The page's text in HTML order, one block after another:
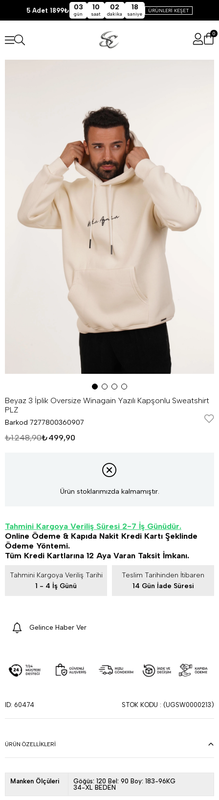
5 Adet 1899₺ 03
gün
10
saat
02
dakika
18
saniye
ÜRÜNLERİ KEŞET
0
Beyaz 3 İplik Oversize Winagain Yazılı Kapşonlu Sweatshirt
PLZ
Barkod 7277800360907
₺1.248,90₺499,90
Ürün stoklarımızda kalmamıştır.
Tahmini Kargoya Veriliş Süresi 2-7 İş Günüdür.
Online Ödeme & Kapıda Nakit Kredi Kartı Şeklinde
Ödeme Yöntemi.
Tüm Kredi Kartlarına 12 Aya Varan Taksit İmkanı.
Tahmini Kargoya Veriliş Tarihi
1 - 4 İş Günü
Teslim Tarihinden İtibaren
14 Gün İade Süresi
Gelince Haber Ver
ID: 60474 STOK KODU (UGSW0000213)
ÜRÜN ÖZELLIKLERI
Manken Ölçüleri
Göğüs: 120 Bel: 90 Boy: 183-96KG
34-XL BEDEN